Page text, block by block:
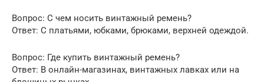
Вопрос: С чем носить винтажный ремень?
Ответ: С платьями, юбками, брюками, верхней одеждой.
Вопрос: Где купить винтажный ремень?
Ответ: В онлайн-магазинах, винтажных лавках или на